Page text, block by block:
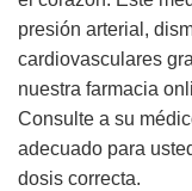
presión arterial,
cardiovasculares
nuestra farmacia
Consulte a su
adecuado para
dosis correcta.